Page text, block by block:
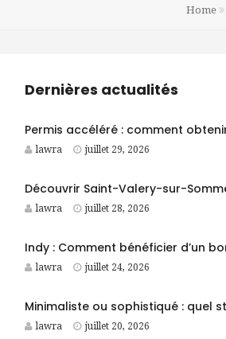
Home
Dernières actualités
lawra juillet 29, 2026
lawra juillet 28, 2026
lawra juillet 24, 2026
lawra juillet 20, 2026